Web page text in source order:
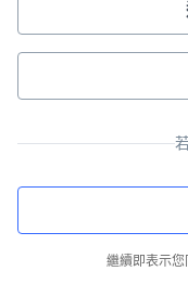
繼續即表示您